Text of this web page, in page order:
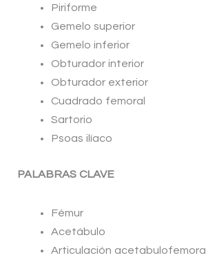
Piriforme
Gemelo superior
Gemelo inferior
Obturador interior
Obturador exterior
Cuadrado femoral
Sartorio
Psoas ilíaco
PALABRAS CLAVE
Fémur
Acetábulo
Articulación acetabulofemoral